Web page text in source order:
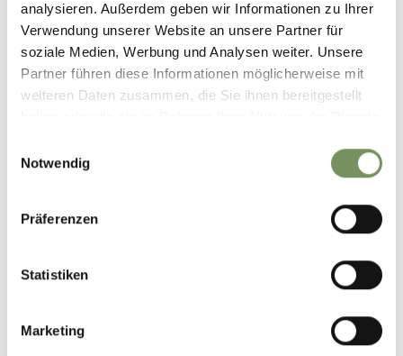
analysieren. Außerdem geben wir Informationen zu Ihrer
Verwendung unserer Website an unsere Partner für
soziale Medien, Werbung und Analysen weiter. Unsere
Partner führen diese Informationen möglicherweise mit
weiteren Daten zusammen, die Sie ihnen bereitgestellt
Notwendig
Präferenzen
Statistiken
Marketing